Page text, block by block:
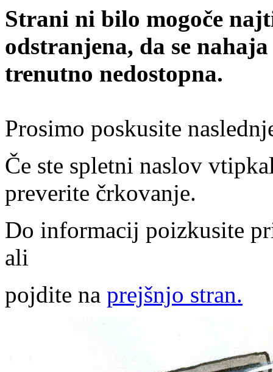
Strani ni bilo mogoče
odstranjena, da se
trenutno nedostopna.
Prosimo poskusite
Če ste spletni naslov
preverite črkovanje.
Do informacij poizkusite
ali
pojdite na prejšnjo stran.